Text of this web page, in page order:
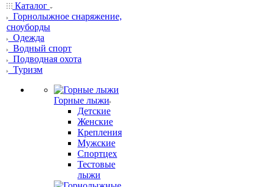
Каталог
Горнолыжное снаряжение,
сноуборды
Одежда
Водный спорт
Подводная охота
Туризм
Горные лыжи
Детские
Женские
Крепления
Мужские
Спортцех
Тестовые
лыжи